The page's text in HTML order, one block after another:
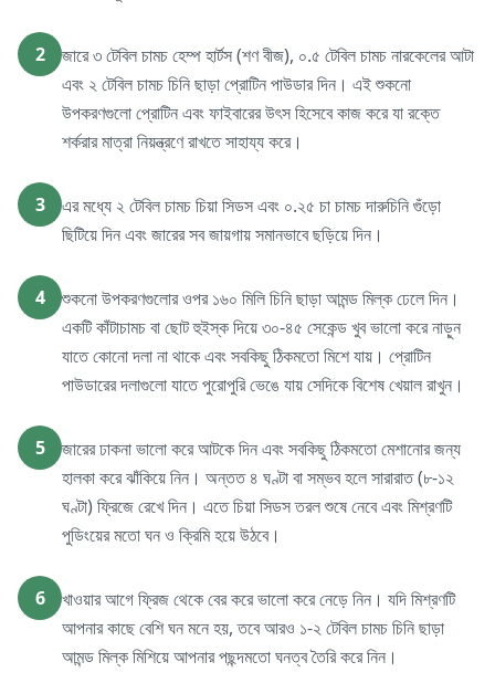
2
জারে ৩ টেবিল চামচ হেম্প হার্টস (শণ বীজ), ০.৫ টেবিল চামচ নারকেলের আটা
এবং ২ টেবিল চামচ চিনি ছাড়া প্রোটিন পাউডার দিন। এই শুকনো
উপকরণগুলো প্রোটিন এবং ফাইবারের উৎস হিসেবে কাজ করে যা রক্তে
শর্করার মাত্রা নিয়ন্ত্রণে রাখতে সাহায্য করে।
3
এর মধ্যে ২ টেবিল চামচ চিয়া সিডস এবং ০.২৫ চা চামচ দারুচিনি গুঁড়ো
ছিটিয়ে দিন এবং জারের সব জায়গায় সমানভাবে ছড়িয়ে দিন।
4
শুকনো উপকরণগুলোর ওপর ১৬০ মিলি চিনি ছাড়া আমন্ড মিল্ক ঢেলে দিন।
একটি কাঁটাচামচ বা ছোট হুইস্ক দিয়ে ৩০-৪৫ সেকেন্ড খুব ভালো করে নাড়ুন
যাতে কোনো দলা না থাকে এবং সবকিছু ঠিকমতো মিশে যায়। প্রোটিন
পাউডারের দলাগুলো যাতে পুরোপুরি ভেঙে যায় সেদিকে বিশেষ খেয়াল রাখুন।
5
জারের ঢাকনা ভালো করে আটকে দিন এবং সবকিছু ঠিকমতো মেশানোর জন্য
হালকা করে ঝাঁকিয়ে নিন। অন্তত ৪ ঘণ্টা বা সম্ভব হলে সারারাত (৮-১২
ঘণ্টা) ফ্রিজে রেখে দিন। এতে চিয়া সিডস তরল শুষে নেবে এবং মিশ্রণটি
পুডিংয়ের মতো ঘন ও ক্রিমি হয়ে উঠবে।
6
খাওয়ার আগে ফ্রিজ থেকে বের করে ভালো করে নেড়ে নিন। যদি মিশ্রণটি
আপনার কাছে বেশি ঘন মনে হয়, তবে আরও ১-২ টেবিল চামচ চিনি ছাড়া
আমন্ড মিল্ক মিশিয়ে আপনার পছন্দমতো ঘনত্ব তৈরি করে নিন।